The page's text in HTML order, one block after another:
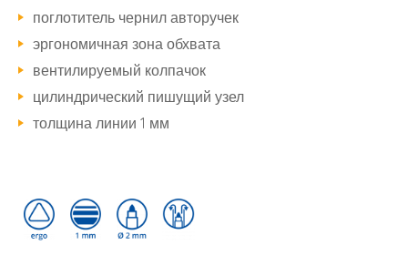
поглотитель чернил авторучек
эргономичная зона обхвата
вентилируемый колпачок
цилиндрический пишущий узел
толщина линии 1 мм